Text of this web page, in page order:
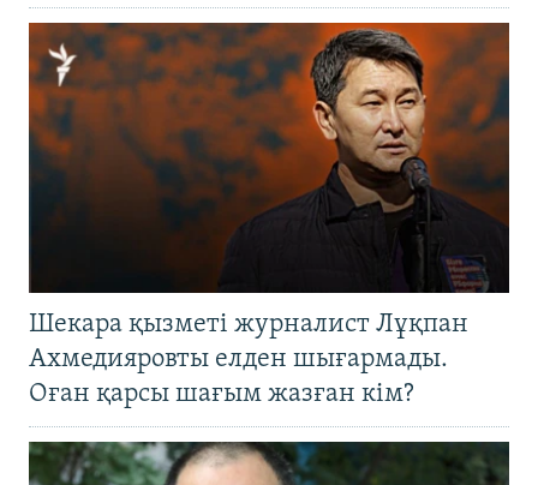
Шекара қызметі журналист Лұқпан
Ахмедияровты елден шығармады.
Оған қарсы шағым жазған кім?